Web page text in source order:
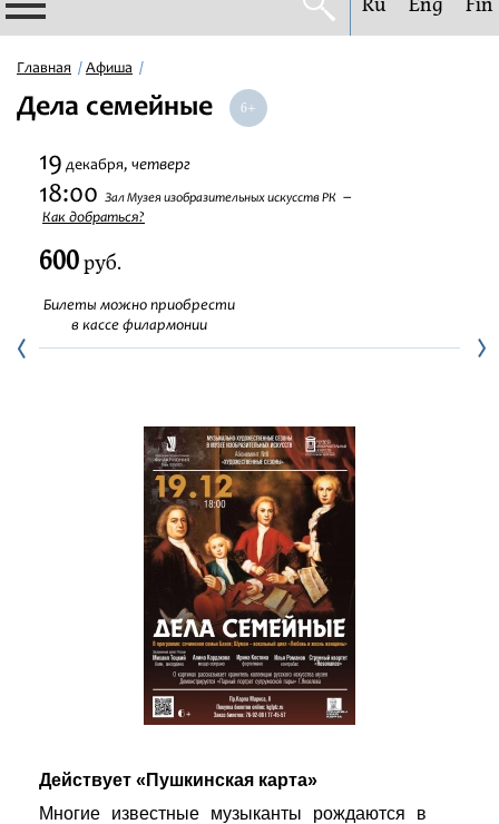
Филармония
Афиша
Фестивали
Абонементы
Новости
Контакты
Главная Афиша
Дела семейные
19 декабря, четверг
18:00 Зал Музея изобразительных искусств РК
Как добраться?
600руб.
Билеты можно приобрести
в кассе филармонии
Действует «Пушкинская карта»
Многие известные музыканты рождаются в